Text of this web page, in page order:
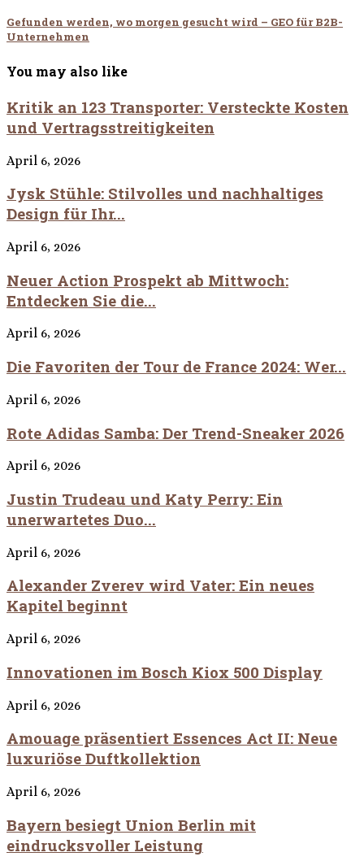
Gefunden werden, wo morgen gesucht wird – GEO für B2B-
Unternehmen
You may also like
Kritik an 123 Transporter: Versteckte Kosten
und Vertragsstreitigkeiten
April 6, 2026
Jysk Stühle: Stilvolles und nachhaltiges
Design für Ihr...
April 6, 2026
Neuer Action Prospekt ab Mittwoch:
Entdecken Sie die...
April 6, 2026
Die Favoriten der Tour de France 2024: Wer...
April 6, 2026
Rote Adidas Samba: Der Trend-Sneaker 2026
April 6, 2026
Justin Trudeau und Katy Perry: Ein
unerwartetes Duo...
April 6, 2026
Alexander Zverev wird Vater: Ein neues
Kapitel beginnt
April 6, 2026
Innovationen im Bosch Kiox 500 Display
April 6, 2026
Amouage präsentiert Essences Act II: Neue
luxuriöse Duftkollektion
April 6, 2026
Bayern besiegt Union Berlin mit
eindrucksvoller Leistung